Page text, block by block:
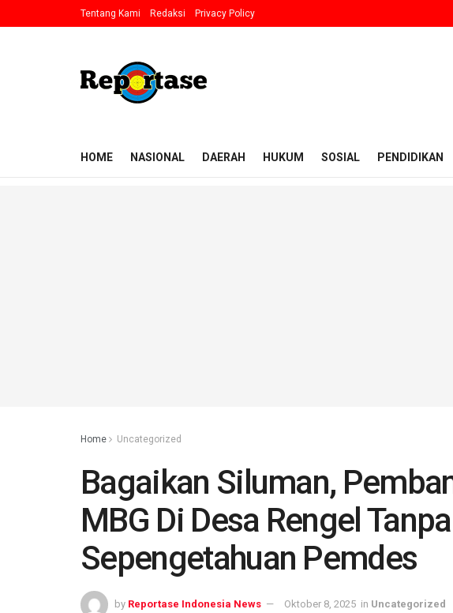
Tentang Kami Redaksi Privacy Policy
HOME NASIONAL DAERAH HUKUM SOSIAL PENDIDIKAN
Home Uncategorized
Bagaikan Siluman,
MBG Di Desa Rengel Tanpa
Sepengetahuan Pemdes
by Reportase Indonesia News Oktober 8, 2025 in Uncategorized